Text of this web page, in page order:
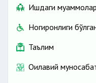
Ишдаги муаммолар
Ногиронлиги
Таълим
Оилавий